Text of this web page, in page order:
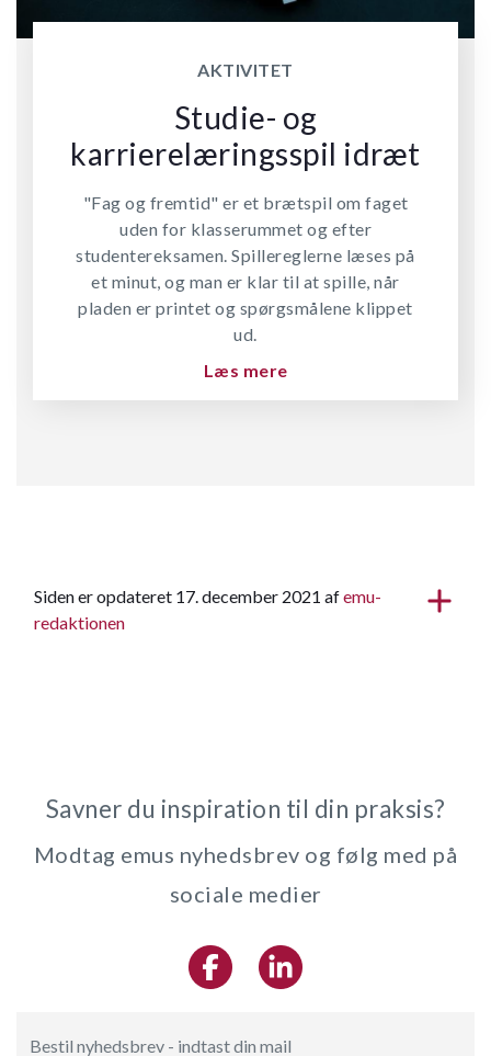
AKTIVITET
Studie- og
karrierelæringsspil idræt
"Fag og fremtid" er et brætspil om faget
uden for klasserummet og efter
studentereksamen. Spillereglerne læses på
et minut, og man er klar til at spille, når
pladen er printet og spørgsmålene klippet
ud.
Læs mere
Siden er opdateret 17. december 2021 afemu-
redaktionen
Savner du inspiration til din praksis?
Modtag emus nyhedsbrev og følg med på
sociale medier